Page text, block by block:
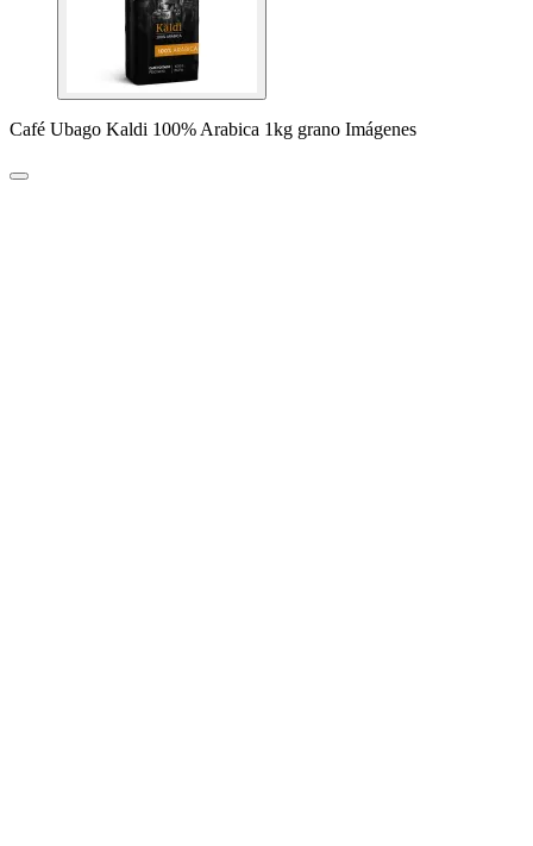
Café Ubago Kaldi 100% Arabica 1kg grano Imágenes